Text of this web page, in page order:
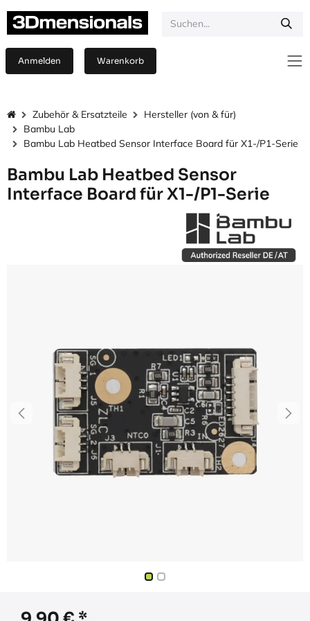
Anmelden Warenkorb
Zubehör & Ersatzteile
Hersteller (von & für)
Bambu Lab
Bambu Lab Heatbed Sensor Interface Board für X1-/P1-Serie
Bambu Lab Heatbed Sensor
Interface Board für X1-/P1-Serie